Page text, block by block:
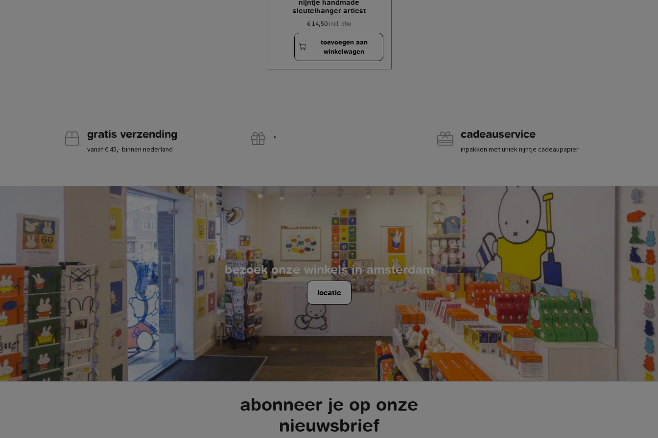
nijntje handmade
sleutelhanger artiest
€ 14,50 incl. btw
toevoegen aan
winkelwagen
gratis verzending
vanaf € 45,- binnen nederland
.
.
cadeauservice
inpakken met uniek nijntje cadeaupapier
bezoek onze winkels in amsterdam
locatie
abonneer je op onze
nieuwsbrief